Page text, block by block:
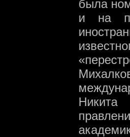
была
и на